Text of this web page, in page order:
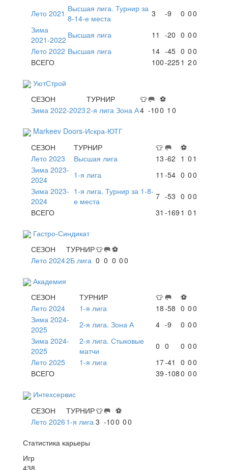
Лето 2021 Высшая лига. Турнир за
8-14-е места
3 -9 0 00
Зима
2021-2022 Высшая лига 11 -20 0 00
Лето 2022 Высшая лига 14 -45 0 00
ВСЕГО
100-2251 20
УютСтрой
СЕЗОН
ТУРНИР 👕🥅 ⚽
Зима 2022-20232-я лига Зона А4 -100 1 0
Markeev Doors-Искра-ЮТГ
СЕЗОН
ТУРНИР 👕 🥅
⚽
Лето 2023
Высшая лига 13-62 1 0 1
Зима 2023-
2024
1-я лига 11 -54 0 00
Зима 2023-
2024
1-я лига. Турнир за 1-8-
е места
7 -53 0 00
ВСЕГО
31 -169 1 0 1
Гастро-Синдикат
СЕЗОН
ТУРНИР👕🥅⚽
Лето 20242Б лига 0 0 0 00
Академия
СЕЗОН
ТУРНИР 👕 🥅
⚽
Лето 2024
1-я лига 18-58 0 00
Зима 2024-
2025
2-я лига. Зона А 4 -9 0 00
Зима 2024-
2025
2-я лига. Стыковые
матчи
0 0 0 00
Лето 2025
1-я лига 17-41 0 00
ВСЕГО
39-1080 00
Интехсервис
СЕЗОН
ТУРНИР👕🥅 ⚽
Лето 2026 1-я лига 3 -100 00
Статистика карьеры
Игр
438